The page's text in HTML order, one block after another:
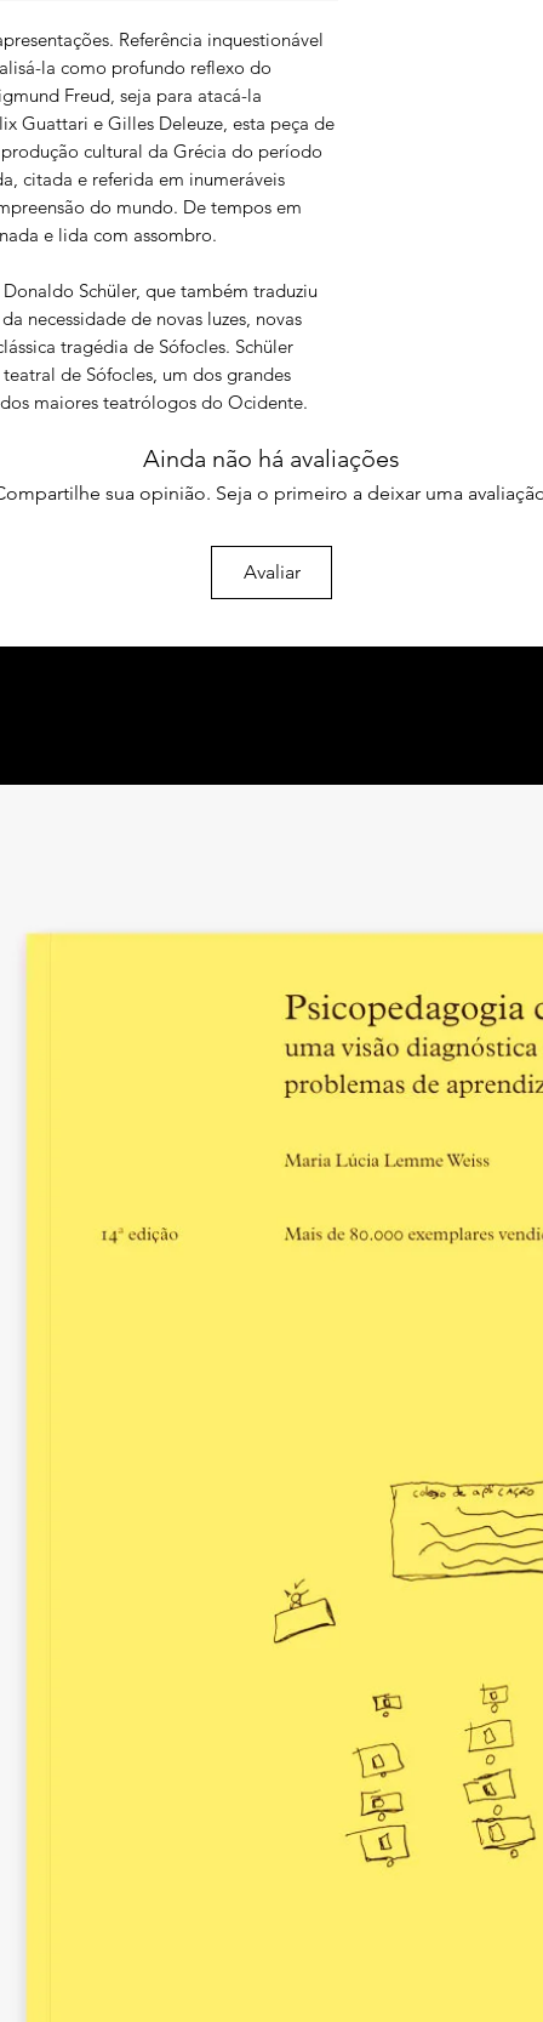
Referência inquestionável
la como profundo reflexo do
Freud, seja para atacá-la
Guattari e Gilles Deleuze, esta peça de
cultural da Grécia do período
citada e referida em inumeráveis
do mundo. De tempos em
e lida com assombro.
Schüler, que também traduziu
necessidade de novas luzes, novas
tragédia de Sófocles. Schüler
de Sófocles, um dos grandes
maiores teatrólogos do Ocidente.
Ainda não há avaliações
sua opinião. Seja o primeiro a deixar uma
Avaliar